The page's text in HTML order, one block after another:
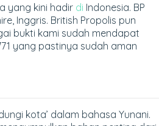
yang kini hadir di Indonesia. BP
Inggris. British Propolis pun
bukti kami sudah mendapat
yang pastinya sudah aman
kota’ dalam bahasa Yunani.